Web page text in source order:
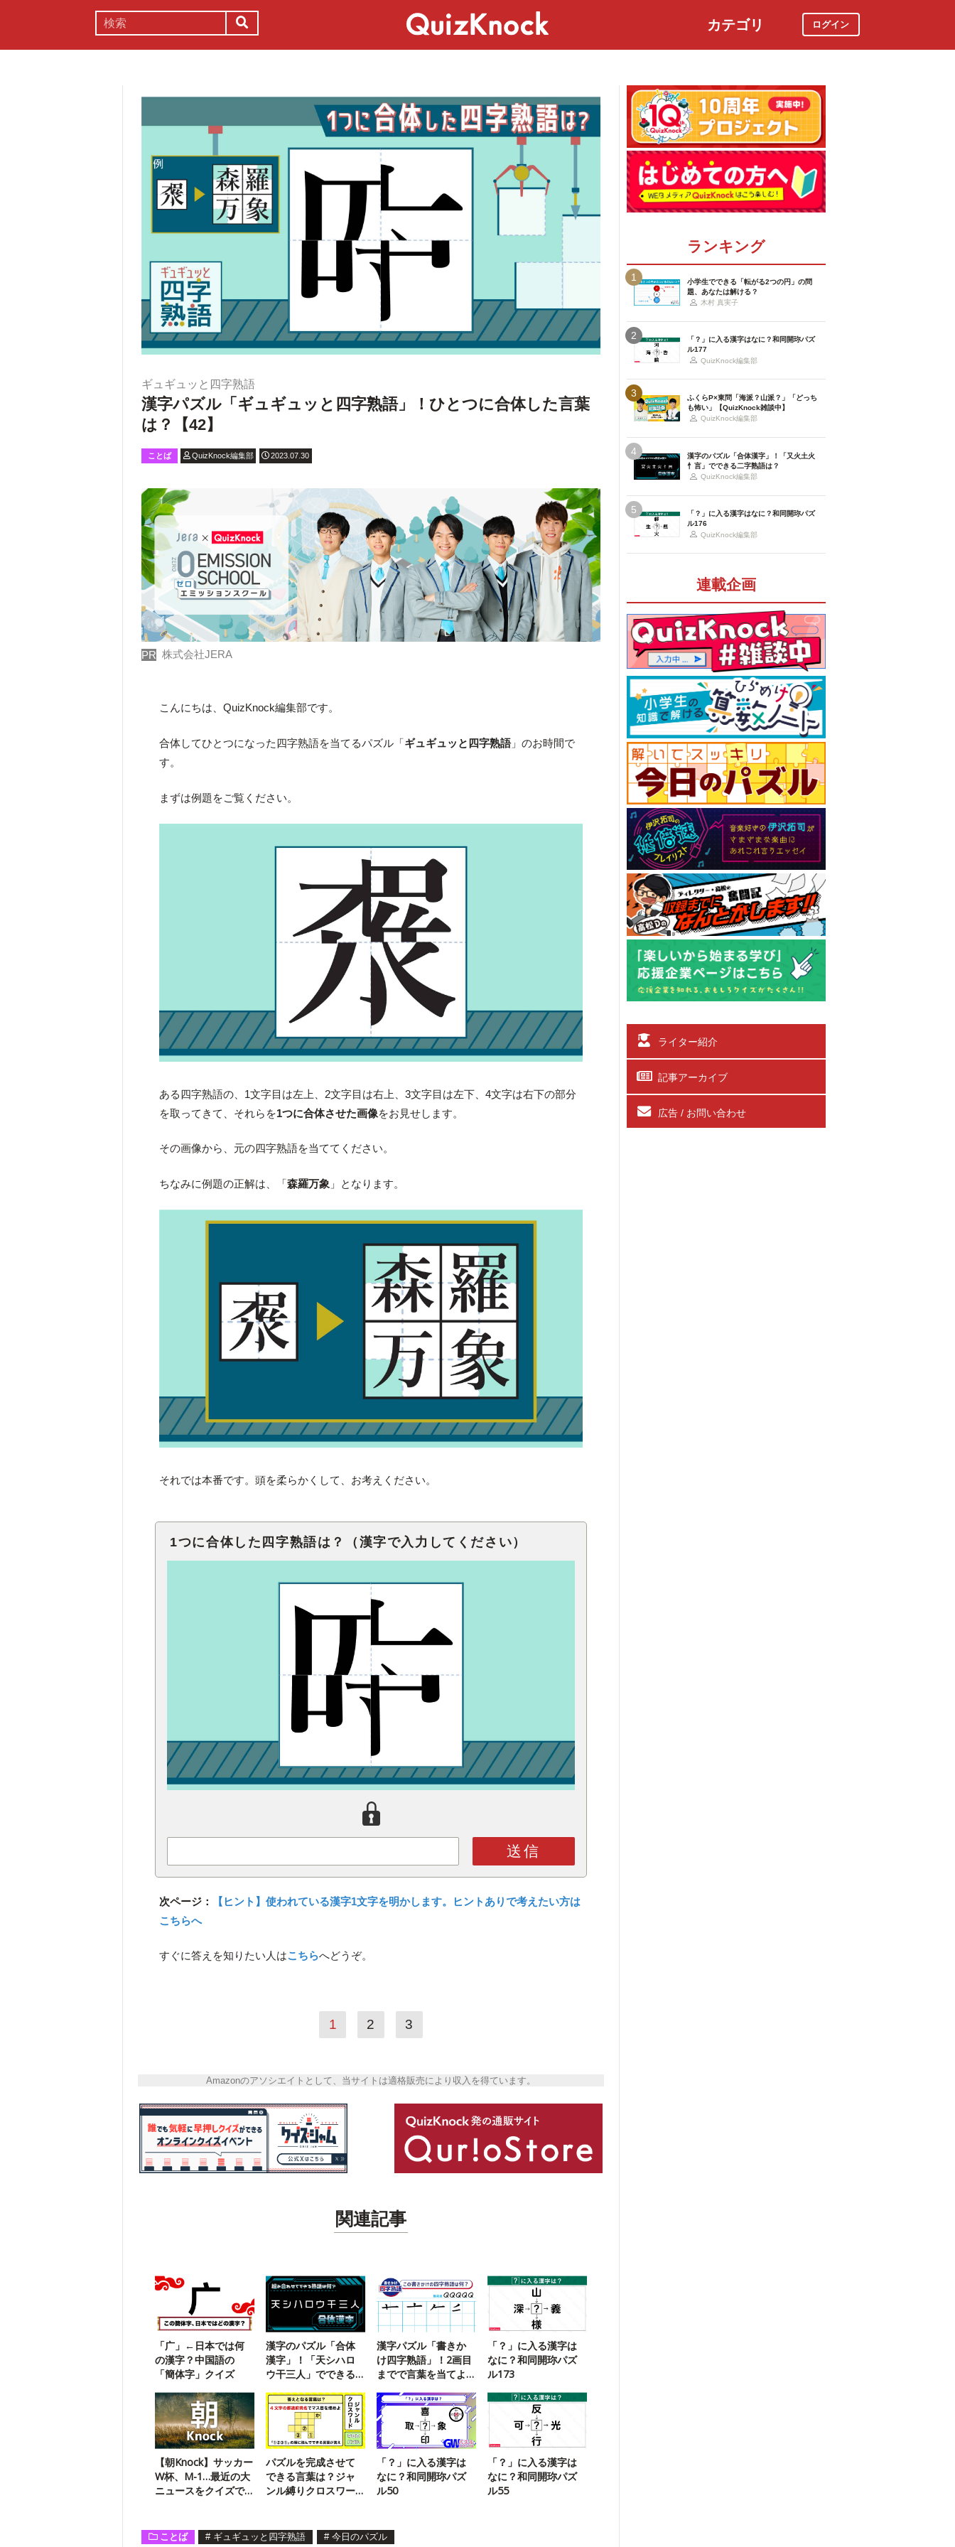
カテゴリ ログイン
ギュギュッと四字熟語
漢字パズル「ギュギュッと四字熟語」！ひとつに合体した言葉
は？【42】
ことば QuizKnock編集部 2023.07.30
PR 株式会社JERA
こんにちは、QuizKnock編集部です。
合体してひとつになった四字熟語を当てるパズル「ギュギュッと四字熟語」のお時間で
す。
まずは例題をご覧ください。
ある四字熟語の、1文字目は左上、2文字目は右上、3文字目は左下、4文字は右下の部分
を取ってきて、それらを1つに合体させた画像をお見せします。
その画像から、元の四字熟語を当ててください。
ちなみに例題の正解は、「森羅万象 」となります。
それでは本番です。頭を柔らかくして、お考えください。
1つに合体した四字熟語は？（漢字で入力してください）
送信
次ページ：
【ヒント】使われている漢字1文字を明かします。ヒントありで考えたい方は
こちらへ
すぐに答えを知りたい人はこちらへどうぞ。
1 2 3
Amazonのアソシエイトとして、当サイトは適格販売により収入を得ています。
関連記事
「广」←日本では何
の漢字？中国語の
「簡体字」クイズ
漢字のパズル「合体
漢字」！「天シハロ
ウ干三人」でできる
漢字パズル「書きか
け四字熟語」！2画目
までで言葉を当てよ
「？」に入る漢字は
なに？和同開珎パズ
ル173
【朝Knock】サッカー
W杯、M-1…最近の大
ニュースをクイズで
パズルを完成させて
できる言葉は？ジャ
ンル縛りクロスワー
「？」に入る漢字は
なに？和同開珎パズ
ル50
「？」に入る漢字は
なに？和同開珎パズ
ル55
ことば # ギュギュッと四字熟語 # 今日のパズル
ランキング
1
小学生でできる「転がる2つの円」の問
題、あなたは解ける？
木村 真実子
2
「？」に入る漢字はなに？和同開珎パズ
ル177
QuizKnock編集部
3
ふくらP×東問「海派？山派？」「どっち
も怖い」【QuizKnock雑談中】
QuizKnock編集部
4
漢字のパズル「合体漢字」！「又火土火
忄言」でできる二字熟語は？
QuizKnock編集部
5
「？」に入る漢字はなに？和同開珎パズ
ル176
QuizKnock編集部
連載企画
ライター紹介
記事アーカイブ
広告 / お問い合わせ